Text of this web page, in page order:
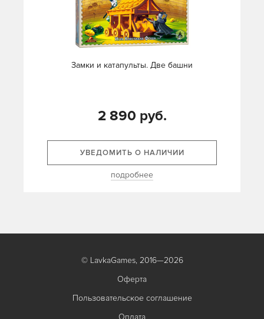
Замки и катапульты. Две башни
2 890 руб.
УВЕДОМИТЬ О НАЛИЧИИ
подробнее
© LavkaGames, 2016—2026
Оферта
Пользовательское соглашение
Оплата